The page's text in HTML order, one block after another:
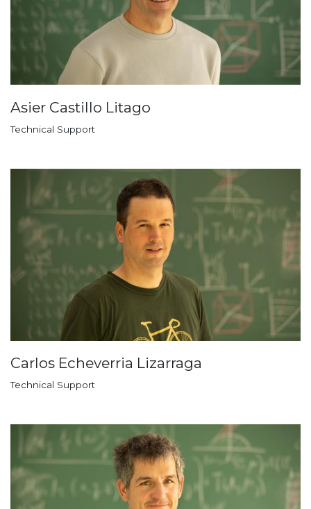
Asier Castillo Litago
Technical Support
Carlos Echeverria Lizarraga
Technical Support